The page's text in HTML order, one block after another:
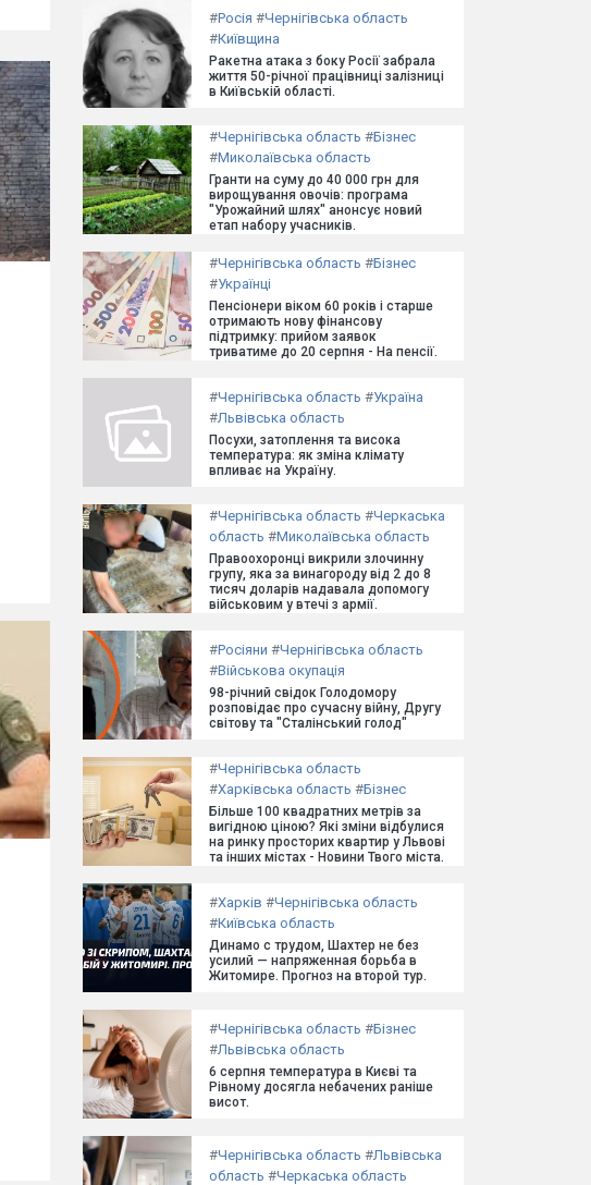
#Росія #Чернігівська область
#Київщина
Ракетна атака з боку Росії забрала
життя 50-річної працівниці залізниці
в Київській області.
#Чернігівська область #Бізнес
#Миколаївська область
Гранти на суму до 40 000 грн для
вирощування овочів: програма
"Урожайний шлях" анонсує новий
етап набору учасників.
#Чернігівська область #Бізнес
#Українці
Пенсіонери віком 60 років і старше
отримають нову фінансову
підтримку: прийом заявок
триватиме до 20 серпня - На пенсії.
#Чернігівська область #Україна
#Львівська область
Посухи, затоплення та висока
температура: як зміна клімату
впливає на Україну.
#Чернігівська область #Черкаська
область #Миколаївська область
Правоохоронці викрили злочинну
групу, яка за винагороду від 2 до 8
тисяч доларів надавала допомогу
військовим у втечі з армії.
#Росіяни #Чернігівська область
#Військова окупація
98-річний свідок Голодомору
розповідає про сучасну війну, Другу
світову та "Сталінський голод"
#Чернігівська область
#Харківська область #Бізнес
Більше 100 квадратних метрів за
вигідною ціною? Які зміни відбулися
на ринку просторих квартир у Львові
та інших містах - Новини Твого міста.
#Харків #Чернігівська область
#Київська область
Динамо с трудом, Шахтер не без
усилий — напряженная борьба в
Житомире. Прогноз на второй тур.
#Чернігівська область #Бізнес
#Львівська область
6 серпня температура в Києві та
Рівному досягла небачених раніше
висот.
#Чернігівська область #Львівська
область #Черкаська область